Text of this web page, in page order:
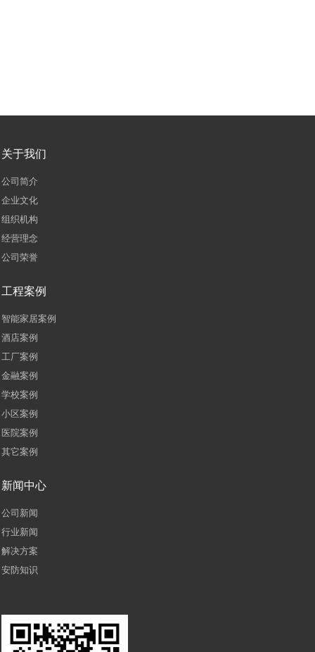
关于我们
公司简介
企业文化
组织机构
经营理念
公司荣誉
工程案例
智能家居案例
酒店案例
工厂案例
金融案例
学校案例
小区案例
医院案例
其它案例
新闻中心
公司新闻
行业新闻
解决方案
安防知识